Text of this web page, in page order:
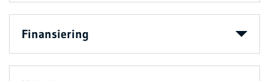
Finansiering